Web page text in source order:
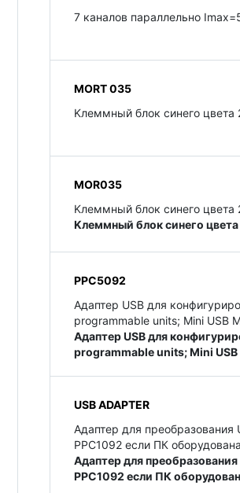
7 каналов параллельно
MORT 035
Kлеммный блок синего
MOR035
Kлеммный блок синего
Kлеммный блок синего
PPC5092
Адаптер USB для
programmable units; Mini USB
Адаптер USB для
programmable units; Mini
USB ADAPTER
Адаптер для
PPC1092 если ПК
Адаптер для
PPC1092 если ПК